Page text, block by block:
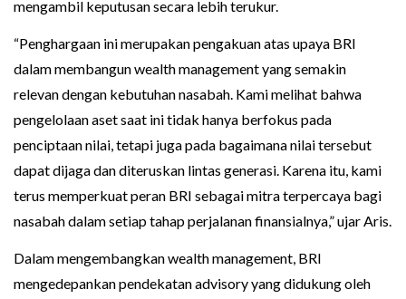
mengambil keputusan secara lebih terukur.
“Penghargaan ini merupakan pengakuan atas upaya BRI
dalam membangun wealth management yang semakin
relevan dengan kebutuhan nasabah. Kami melihat bahwa
pengelolaan aset saat ini tidak hanya berfokus pada
penciptaan nilai, tetapi juga pada bagaimana nilai tersebut
dapat dijaga dan diteruskan lintas generasi. Karena itu, kami
terus memperkuat peran BRI sebagai mitra terpercaya bagi
nasabah dalam setiap tahap perjalanan finansialnya,” ujar Aris.
Dalam mengembangkan wealth management, BRI
mengedepankan pendekatan advisory yang didukung oleh